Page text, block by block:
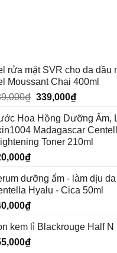
rửa mặt SVR cho da dầu
Moussant Chai 400ml
₫ Giá
là:
389,000₫.
339,000₫Giá
tại
là:
339,000₫.
Hoa Hồng Dưỡng Ẩm,
Madagascar
Toner 210ml
₫
dưỡng ẩm - làm dịu
Hyalu - Cica 50ml
₫
kem lì Blackrouge Half N
₫